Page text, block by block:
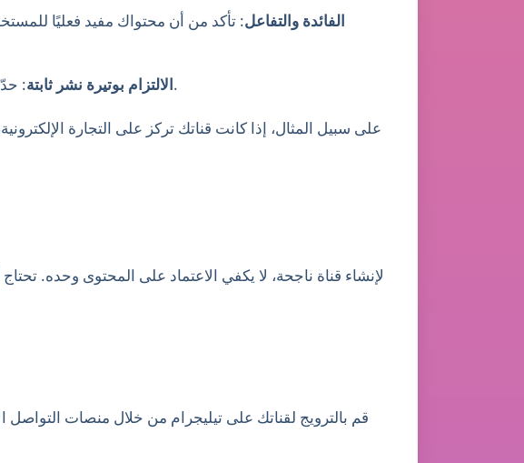
الفائدة والتفاعل: تأكد من أن محتواك مفيد فعليًا
الالتزام بوتيرة نشر ثابتة: حدّد جدول نشر مناسبًا وداوم عليه باستمرار حتى يعتاد المتابعون على متابعة قناتك بانتظام.
على سبيل المثال، إذا كانت قناتك تركز على التجارة
لإنشاء قناة ناجحة، لا يكفي الاعتماد على المحتوى وحده.
قم بالترويج لقناتك على تيليجرام من خلال منصات التواصل